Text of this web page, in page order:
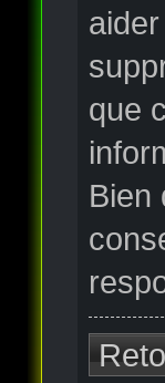
que
Bien